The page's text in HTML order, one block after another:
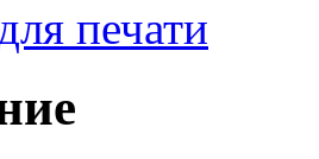
печати